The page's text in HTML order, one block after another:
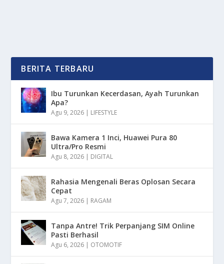
BERITA TERBARU
Ibu Turunkan Kecerdasan, Ayah Turunkan
Apa?
Agu 9, 2026 | LIFESTYLE
Bawa Kamera 1 Inci, Huawei Pura 80
Ultra/Pro Resmi
Agu 8, 2026 | DIGITAL
Rahasia Mengenali Beras Oplosan Secara
Cepat
Agu 7, 2026 | RAGAM
Tanpa Antre! Trik Perpanjang SIM Online
Pasti Berhasil
Agu 6, 2026 | OTOMOTIF